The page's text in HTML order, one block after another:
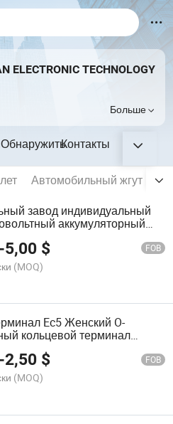
ELECTRONIC TECHNOLOGY
Больше
ОбнаружитьКонтакты
Автомобильный жгут
завод индивидуальный
аккумуляторный
-5,00 $ FOB
(MOQ)
Ec5 Женский O-
кольцевой терминал
-2,50 $ FOB
(MOQ)